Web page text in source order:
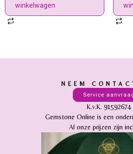
winkelwagen
NEEM
Service
K.v.K. 91592674
Gemstone Online is een
Al onze prijzen zijn